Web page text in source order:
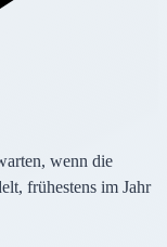
wenn die
frühestens im Jahr